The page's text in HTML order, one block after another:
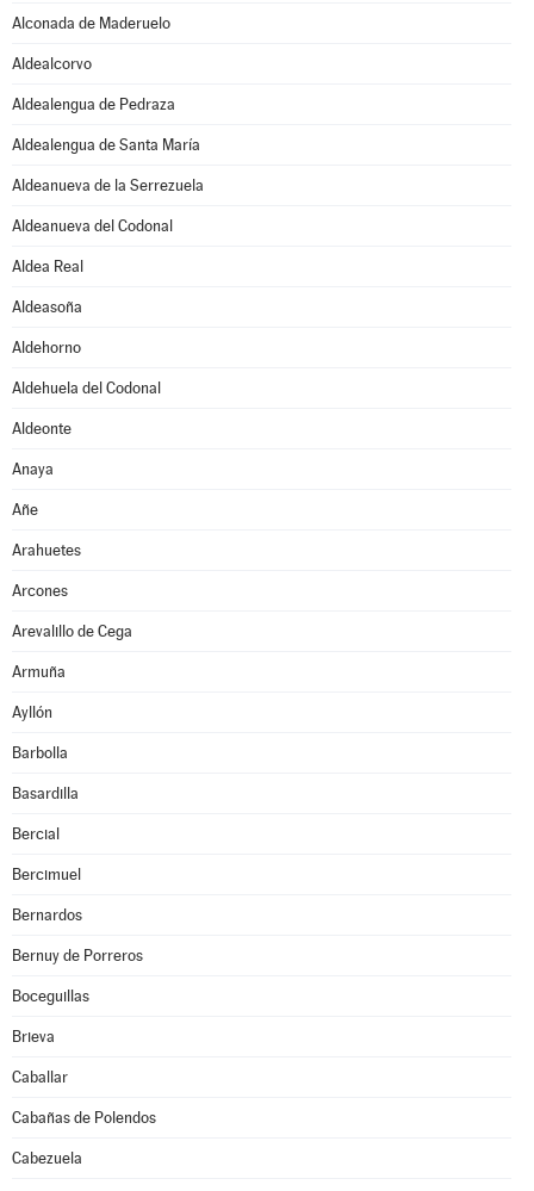
Alconada de Maderuelo
Aldealcorvo
Aldealengua de Pedraza
Aldealengua de Santa María
Aldeanueva de la Serrezuela
Aldeanueva del Codonal
Aldea Real
Aldeasoña
Aldehorno
Aldehuela del Codonal
Aldeonte
Anaya
Añe
Arahuetes
Arcones
Arevalillo de Cega
Armuña
Ayllón
Barbolla
Basardilla
Bercial
Bercimuel
Bernardos
Bernuy de Porreros
Boceguillas
Brieva
Caballar
Cabañas de Polendos
Cabezuela